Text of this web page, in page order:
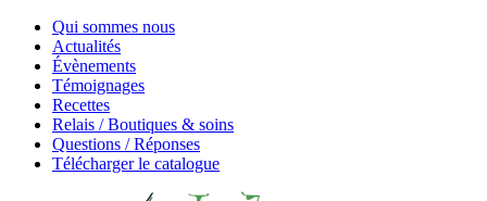
Qui sommes nous
Actualités
Évènements
Témoignages
Recettes
Relais / Boutiques & soins
Questions / Réponses
Télécharger le catalogue